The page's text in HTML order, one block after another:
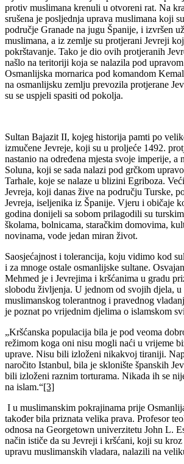
protiv muslimana krenuli u otvoreni rat. Na
srušena je posljednja uprava muslimana koji
područje Granade na jugu Španije, i izvršen
muslimana, a iz zemlje su protjerani Jevreji
pokrštavanje. Tako je dio ovih protjeranih
našlo na teritoriji koja se nalazila pod
Osmanlijska mornarica pod komandom
na osmanlijsku zemlju prevozila protjerane
su se uspjeli spasiti od pokolja.
Sultan Bajazit II, kojeg historija pamti po
izmučene Jevreje, koji su u proljeće 1492.
nastanio na određena mjesta svoje imperije, a
Soluna, koji se sada nalazi pod grčkom
Tarhale, koje se nalaze u blizini Egriboza.
Jevreja, koji danas žive na području Turske,
Jevreja, iseljenika iz Španije. Vjeru i običaje
godina donijeli sa sobom prilagodili su
školama, bolnicama, staračkim domovima,
novinama, vode jedan miran život.
Saosjećajnost i tolerancija, koju vidimo kod
i za mnoge ostale osmanlijske sultane.
Mehmed je i Jevrejima i kršćanima u gradu
slobodu življenja. U jednom od svojih djela, u
muslimanskog tolerantnog i pravednog
je poznat po vrijednim djelima o islamskom
„Kršćanska populacija bila je pod veoma
režimom koga oni nisu mogli naći u vrijeme
uprave. Nisu bili izloženi nikakvoj tiraniji.
naročito Istanbul, bila je sklonište španskih
bili izloženi raznim torturama. Nikada ih se
na islam.“[3]
I u muslimanskim pokrajinama prije
također bila priznata velika prava. Profesor
odnosa na Georgetown univerzitetu John L.
način ističe da su Jevreji i kršćani, koji su
upravu muslimanskih vladara, nalazili na